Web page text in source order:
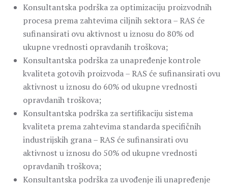
Konsultantska podrška za optimizaciju proizvodnih
procesa prema zahtevima ciljnih sektora – RAS će
sufinansirati ovu aktivnost u iznosu do 80% od
ukupne vrednosti opravdanih troškova;
Konsultantska podrška za unapređenje kontrole
kvaliteta gotovih proizvoda – RAS će sufinansirati ovu
aktivnost u iznosu do 60% od ukupne vrednosti
opravdanih troškova;
Konsultantska podrška za sertifikaciju sistema
kvaliteta prema zahtevima standarda specifičnih
industrijskih grana – RAS će sufinansirati ovu
aktivnost u iznosu do 50% od ukupne vrednosti
opravdanih troškova;
Konsultantska podrška za uvođenje ili unapređenje